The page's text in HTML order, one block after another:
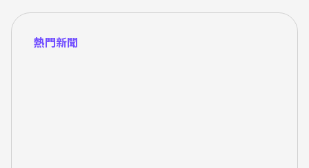
AZA 餐廳推薦 6. かつ丼屋勝急Source：DREAM PLAZA日
本當地必吃的國民美食「かつ丼屋勝急」，以現炸豬排丼飯
為招牌，酥脆麵衣包裹厚實肉排，搭配精選米飯與滑嫩蛋
看更多uniopen 會員享優惠 4. 月費 $711，BEING fit 新朋
友再享教練體驗課想開始運動，卻擔心綁約壓力太大嗎？活
動期間推出訂閱制月費只要 711 元，不需綁約即可享有不
可掬的笑容。擦車時夥伴總不忘提醒「您好，要幫您擦車門
框；要關門了，請小心」。充份展現專業活力，溫暖了每一
位車主，特別謝謝每一位像沅杰一樣，在崗位上閃閃發光的
熱門新聞